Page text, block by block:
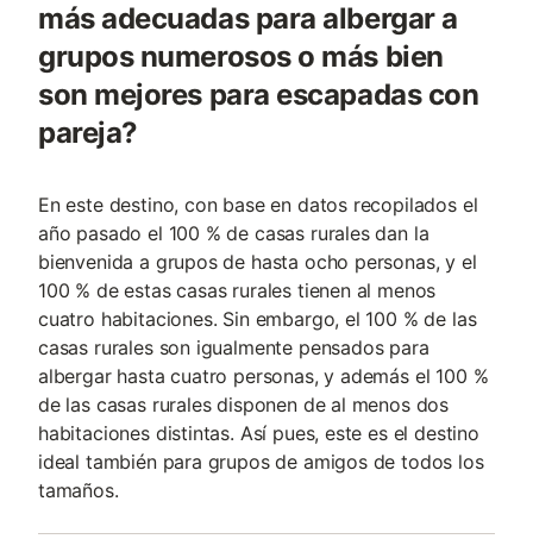
más adecuadas para albergar a
grupos numerosos o más bien
son mejores para escapadas con
pareja?
En este destino, con base en datos recopilados el
año pasado el 100 % de casas rurales dan la
bienvenida a grupos de hasta ocho personas, y el
100 % de estas casas rurales tienen al menos
cuatro habitaciones. Sin embargo, el 100 % de las
casas rurales son igualmente pensados para
albergar hasta cuatro personas, y además el 100 %
de las casas rurales disponen de al menos dos
habitaciones distintas. Así pues, este es el destino
ideal también para grupos de amigos de todos los
tamaños.